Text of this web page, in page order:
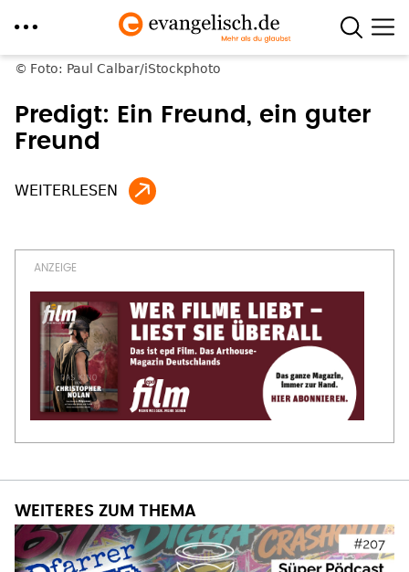
Direkt
Inhalt
Foto: Paul Calbar/iStockphoto
Predigt: Ein Freund, ein guter
Freund
WEITERES ZUM THEMA